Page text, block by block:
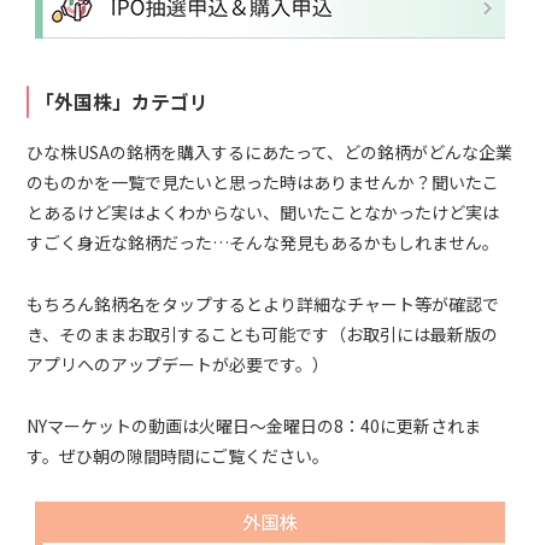
「外国株」カテゴリ
ひな株USAの銘柄を購入するにあたって、どの銘柄がどんな企業
のものかを一覧で見たいと思った時はありませんか？聞いたこ
とあるけど実はよくわからない、聞いたことなかったけど実は
すごく身近な銘柄だった…そんな発見もあるかもしれません。
もちろん銘柄名をタップするとより詳細なチャート等が確認で
き、そのままお取引することも可能です（お取引には最新版の
アプリへのアップデートが必要です。）
NYマーケットの動画は火曜日～金曜日の8：40に更新されま
す。ぜひ朝の隙間時間にご覧ください。